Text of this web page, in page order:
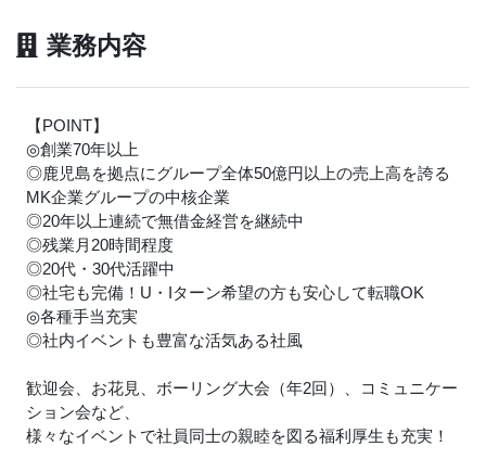
業務内容
【POINT】
◎創業70年以上
◎鹿児島を拠点にグループ全体50億円以上の売上高を誇る
MK企業グループの中核企業
◎20年以上連続で無借金経営を継続中
◎残業月20時間程度
◎20代・30代活躍中
◎社宅も完備！U・Iターン希望の方も安心して転職OK
◎各種手当充実
◎社内イベントも豊富な活気ある社風
歓迎会、お花見、ボーリング大会（年2回）、コミュニケー
ション会など、
様々なイベントで社員同士の親睦を図る福利厚生も充実！